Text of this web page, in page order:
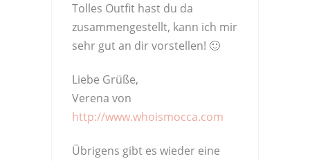
Tolles Outfit hast du da
zusammengestellt, kann ich mir
sehr gut an dir vorstellen! 🙂
Liebe Grüße,
Verena von
http://www.whoismocca.com
Übrigens gibt es wieder eine